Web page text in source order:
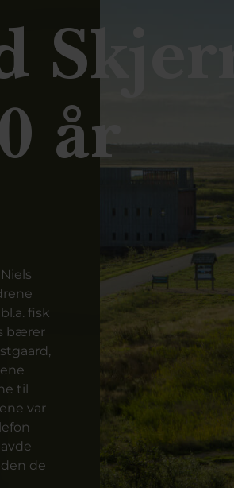
Skjern
år
fisk
bærer
til
var
de